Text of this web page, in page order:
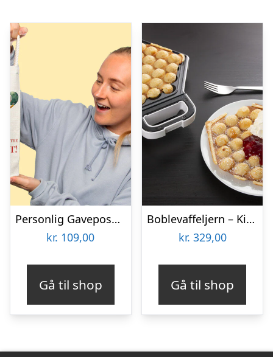
Personlig Gavepose til vin med Fotohjerte & Tekst
kr. 109,00
Gå til shop
Boblevaffeljern – KitchPro
kr. 329,00
Gå til shop